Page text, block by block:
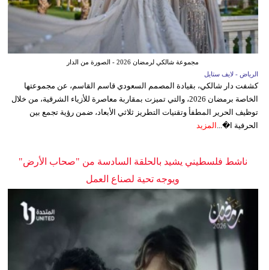
مجموعة شالكي لرمضان 2026 - الصورة من الدار
الرياض - لايف ستايل
كشفت دار شالكي، بقيادة المصمم السعودي قاسم القاسم، عن مجموعتها
الخاصة برمضان 2026، والتي تميزت بمقاربة معاصرة للأزياء الشرقية، من خلال
توظيف الحرير المطفأ وتقنيات التطريز ثلاثي الأبعاد، ضمن رؤية تجمع بين
الحرفية ا�... المزيد
ناشط فلسطيني يشيد بالحلقة السادسة من "صحاب الأرض"
ويوجه تحية لصناع العمل